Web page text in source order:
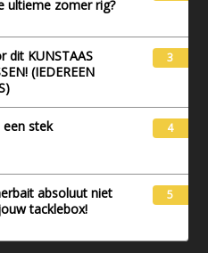
ultieme zomer rig?
KUNSTAAS
(IEDEREEN
3
stek
4
absoluut niet
tacklebox!
5